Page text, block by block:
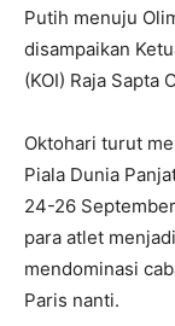
Putih menuju
disampaikan
(KOI) Raja Sapta
Oktohari turut
Piala Dunia
24-26
para atlet
mendominasi
Paris nanti.